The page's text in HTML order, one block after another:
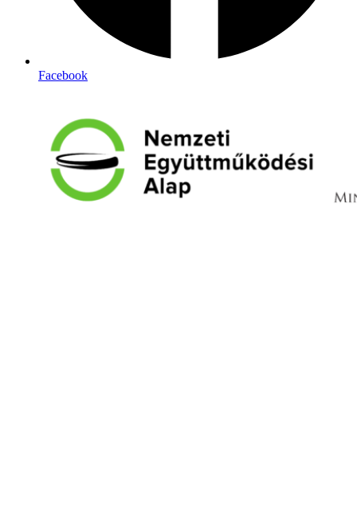
Facebook